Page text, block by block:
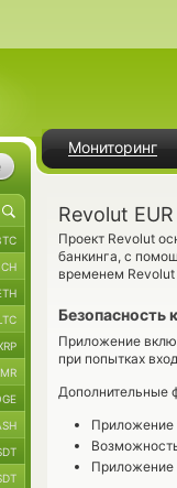
Мониторинг
Revolut
Проект Revolut
банкинга, с
временем
Безопасность
Приложение
при попытках
Дополнительные
Приложение
Приложение